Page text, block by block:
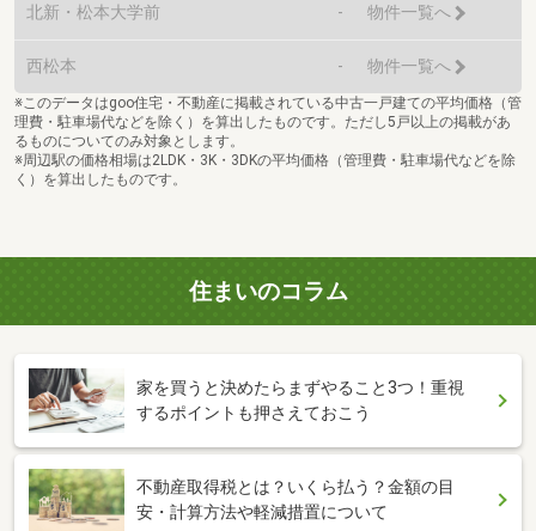
北新・松本大学前 - 物件一覧へ
西松本 - 物件一覧へ
※このデータはgoo住宅・不動産に掲載されている中古一戸建ての平均価格（管
理費・駐車場代などを除く）を算出したものです。ただし5戸以上の掲載があ
るものについてのみ対象とします。
※周辺駅の価格相場は2LDK・3K・3DKの平均価格（管理費・駐車場代などを除
く）を算出したものです。
住まいのコラム
家を買うと決めたらまずやること3つ！重視
するポイントも押さえておこう
不動産取得税とは？いくら払う？金額の目
安・計算方法や軽減措置について